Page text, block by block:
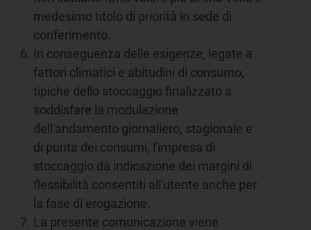
medesimo titolo di priorità in sede di
conferimento.
In conseguenza delle esigenze, legate a
fattori climatici e abitudini di consumo,
tipiche dello stoccaggio finalizzato a
soddisfare la modulazione
dell'andamento giornaliero, stagionale e
di punta dei consumi, l'impresa di
stoccaggio dà indicazione dei margini di
flessibilità consentiti all'utente anche per
la fase di erogazione.
La presente comunicazione viene